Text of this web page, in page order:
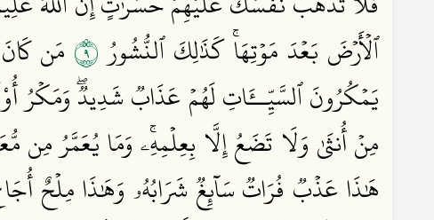
ٱلۡأَرۡضَ بَعۡدَ مَوۡتِهَاۚ كَذَٰلِكَ ٱلنُّشُورُ ٩ مَن
يَمۡكُرُونَ ٱلسَّيِّــَٔاتِ لَهُمۡ عَذَابٞ شَدِيدٞۖ وَمَكۡرُ
مِنۡ أُنثَىٰ وَلَا تَضَعُ إِلَّا بِعِلۡمِهِۦۚ وَمَا يُعَمَّرُ
هَٰذَا عَذۡبٞ فُرَاتٞ سَآئِغٞ شَرَابُهُۥ وَهَٰذَا مِلۡحٌ